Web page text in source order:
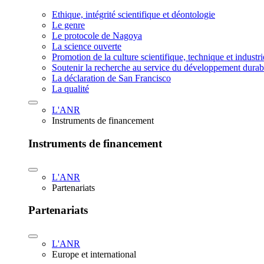
Ethique, intégrité scientifique et déontologie
Le genre
Le protocole de Nagoya
La science ouverte
Promotion de la culture scientifique, technique et
Soutenir la recherche au service du développement
La déclaration de San Francisco
La qualité
L'ANR
Instruments de financement
Instruments de financement
L'ANR
Partenariats
Partenariats
L'ANR
Europe et international